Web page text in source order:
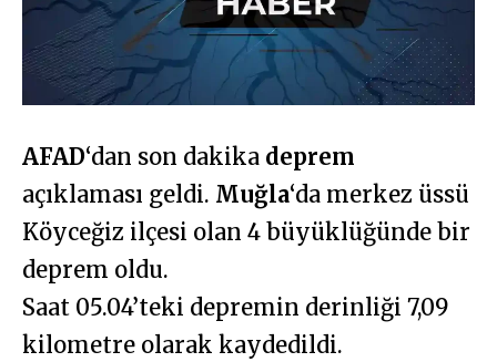
AFAD‘dan son dakika deprem
açıklaması geldi. Muğla‘da merkez üssü
Köyceğiz ilçesi olan 4 büyüklüğünde bir
deprem oldu.
Saat 05.04’teki depremin derinliği 7,09
kilometre olarak kaydedildi.